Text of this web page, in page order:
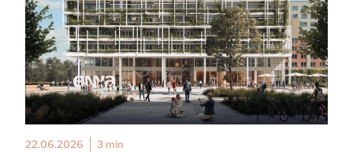
22.06.2026 3 min